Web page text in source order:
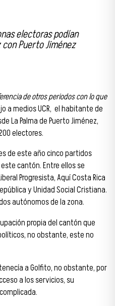
electoras podían
Puerto Jiménez
de otros periodos con lo que
a medios UCR, el habitante de
La Palma de Puerto Jiménez,
electores.
de este año cinco partidos
cantón. Entre ellos se
Progresista, Aquí Costa Rica
y Unidad Social Cristiana.
autónomos de la zona.
propia del cantón que
no obstante, este no
a Golfito, no obstante, por
a los servicios, su